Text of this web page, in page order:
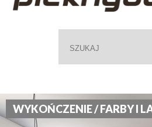
WYKOŃCZENIE / FARBY I